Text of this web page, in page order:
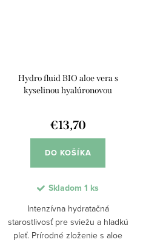
Hydro fluid BIO aloe vera s
kyselinou hyalúronovou
€13,70
DO KOŠÍKA
Skladom 1 ks
Intenzívna hydratačná
starostlivosť pre sviežu a hladkú
pleť. Prírodné zloženie s aloe